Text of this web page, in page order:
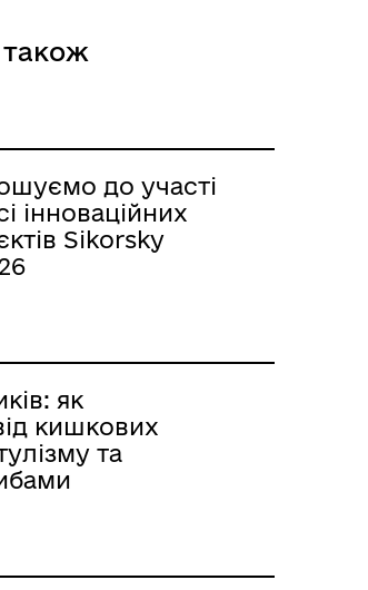
також
до участі
інноваційних
Sikorsky
як
кишкових
та